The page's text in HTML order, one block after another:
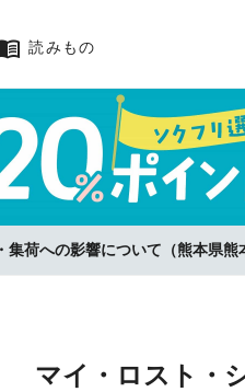
読みもの
いただいた方に、査定金額の『
集荷への影響について（熊本県熊
マイ・ロスト・